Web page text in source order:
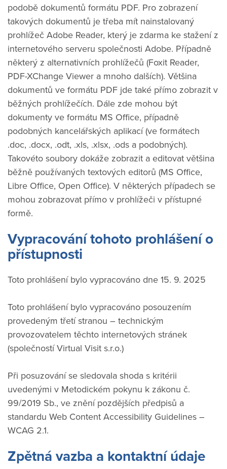
podobě dokumentů formátu PDF. Pro zobrazení
takových dokumentů je třeba mít nainstalovaný
prohlížeč Adobe Reader, který je zdarma ke stažení z
internetového serveru společnosti Adobe. Případně
některý z alternativních prohlížečů (Foxit Reader,
PDF-XChange Viewer a mnoho dalších). Většina
dokumentů ve formátu PDF jde také přímo zobrazit v
běžných prohlížečích. Dále zde mohou být
dokumenty ve formátu MS Office, případně
podobných kancelářských aplikací (ve formátech
.doc, .docx, .odt, .xls, .xlsx, .ods a podobných).
Takovéto soubory dokáže zobrazit a editovat většina
běžně používaných textových editorů (MS Office,
Libre Office, Open Office). V některých případech se
mohou zobrazovat přímo v prohlížeči v přístupné
formě.
Vypracování tohoto prohlášení o
přístupnosti
Toto prohlášení bylo vypracováno dne 15. 9. 2025
Toto prohlášení bylo vypracováno posouzením
provedeným třetí stranou – technickým
provozovatelem těchto internetových stránek
(společností Virtual Visit s.r.o.)
Při posuzování se sledovala shoda s kritérii
uvedenými v Metodickém pokynu k zákonu č.
99/2019 Sb., ve znění pozdějších předpisů a
standardu Web Content Accessibility Guidelines –
WCAG 2.1.
Zpětná vazba a kontaktní údaje